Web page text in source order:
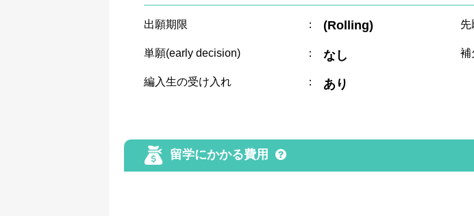
出願期限 ： (Rolling) 先
単願(early decision) ： なし 補
編入生の受け入れ ： あり
留学にかかる費用